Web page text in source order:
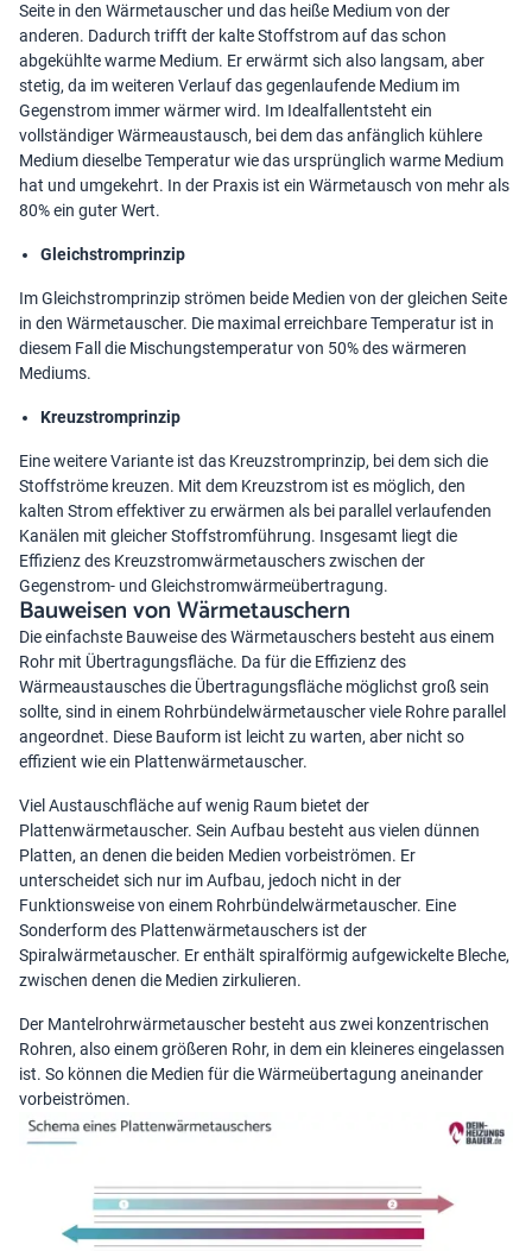
Seite in den Wärmetauscher und das heiße Medium von der
anderen. Dadurch trifft der kalte Stoffstrom auf das schon
abgekühlte warme Medium. Er erwärmt sich also langsam, aber
stetig, da im weiteren Verlauf das gegenlaufende Medium im
Gegenstrom immer wärmer wird. Im Idealfallentsteht ein
vollständiger Wärmeaustausch, bei dem das anfänglich kühlere
Medium dieselbe Temperatur wie das ursprünglich warme Medium
hat und umgekehrt. In der Praxis ist ein Wärmetausch von mehr als
80% ein guter Wert.
Gleichstromprinzip
Im Gleichstromprinzip strömen beide Medien von der gleichen Seite
in den Wärmetauscher. Die maximal erreichbare Temperatur ist in
diesem Fall die Mischungstemperatur von 50% des wärmeren
Mediums.
Kreuzstromprinzip
Eine weitere Variante ist das Kreuzstromprinzip, bei dem sich die
Stoffströme kreuzen. Mit dem Kreuzstrom ist es möglich, den
kalten Strom effektiver zu erwärmen als bei parallel verlaufenden
Kanälen mit gleicher Stoffstromführung. Insgesamt liegt die
Effizienz des Kreuzstromwärmetauschers zwischen der
Gegenstrom- und Gleichstromwärmeübertragung.
Bauweisen von Wärmetauschern
Die einfachste Bauweise des Wärmetauschers besteht aus einem
Rohr mit Übertragungsfläche. Da für die Effizienz des
Wärmeaustausches die Übertragungsfläche möglichst groß sein
sollte, sind in einem Rohrbündelwärmetauscher viele Rohre parallel
angeordnet. Diese Bauform ist leicht zu warten, aber nicht so
effizient wie ein Plattenwärmetauscher.
Viel Austauschfläche auf wenig Raum bietet der
Plattenwärmetauscher. Sein Aufbau besteht aus vielen dünnen
Platten, an denen die beiden Medien vorbeiströmen. Er
unterscheidet sich nur im Aufbau, jedoch nicht in der
Funktionsweise von einem Rohrbündelwärmetauscher. Eine
Sonderform des Plattenwärmetauschers ist der
Spiralwärmetauscher. Er enthält spiralförmig aufgewickelte Bleche,
zwischen denen die Medien zirkulieren.
Der Mantelrohrwärmetauscher besteht aus zwei konzentrischen
Rohren, also einem größeren Rohr, in dem ein kleineres eingelassen
ist. So können die Medien für die Wärmeübertagung aneinander
vorbeiströmen.